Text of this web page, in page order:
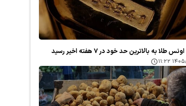
طلا به بالاترین حد خود در ۷ هفته اخیر رسید
۱۱:۲۲